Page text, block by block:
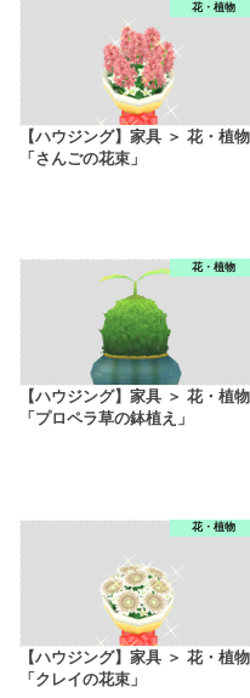
花・植物
【ハウジング】家具 ＞ 花・植物
「さんごの花束」
花・植物
【ハウジング】家具 ＞ 花・植物
「プロペラ草の鉢植え」
花・植物
【ハウジング】家具 ＞ 花・植物
「クレイの花束」